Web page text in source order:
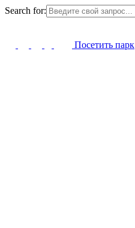
Search for:
Посетить парк